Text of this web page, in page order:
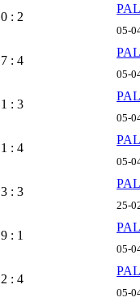
0 : 2
05-
7 : 4
05-
1 : 3
05-
1 : 4
05-
3 : 3
25-
9 : 1
05-
2 : 4
05-